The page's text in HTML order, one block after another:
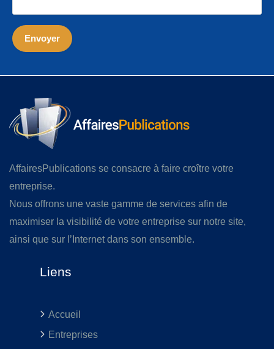
AffairesPublications se consacre à faire croître votre
entreprise.
Nous offrons une vaste gamme de services afin de
maximiser la visibilité de votre entreprise sur notre site,
ainsi que sur l’Internet dans son ensemble.
Liens
Accueil
Entreprises